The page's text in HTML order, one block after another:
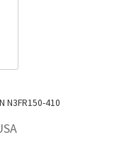
rubinetti 5/16 – ARN N3FR150-410